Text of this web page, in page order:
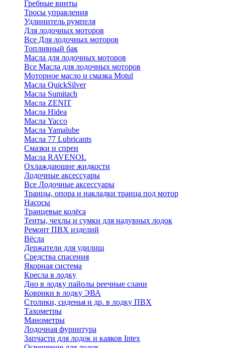
Гребные винты
Тросы управления
Удлинитель румпеля
Для лодочных моторов
Все Для лодочных моторов
Топливный бак
Масла для лодочных моторов
Все Масла для лодочных моторов
Моторное масло и смазка Motul
Масла QuickSilver
Масла Sumitach
Масла ZENIT
Масла Hidea
Масла Yacco
Масла Yamalube
Масла 77 Lubricants
Смазки и спреи
Масла RAVENOL
Охлаждающие жидкости
Лодочные аксессуары
Все Лодочные аксессуары
Транцы, опора и накладки транца под мотор
Насосы
Транцевые колёса
Тенты, чехлы и сумки для надувных лодок
Ремонт ПВХ изделий
Вёсла
Держатели для удилищ
Средства спасения
Якорная система
Кресла в лодку
Дно в лодку пайолы реечные слани
Коврики в лодку ЭВА
Столики, сиденья и др. в лодку ПВХ
Тахометры
Манометры
Лодочная фурнитура
Запчасти для лодок и каяков Intex